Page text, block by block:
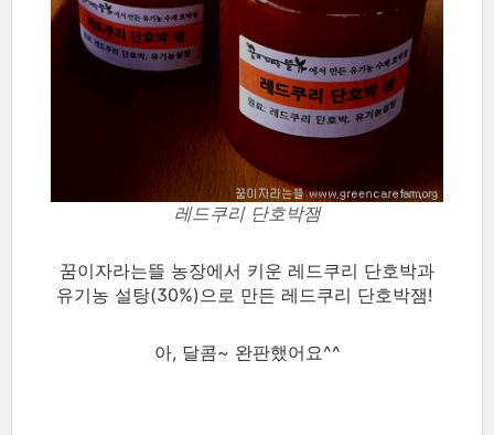
레드쿠리 단호박잼
꿈이자라는뜰 농장에서 키운 레드쿠리 단호박과
유기농 설탕(30%)으로 만든 레드쿠리 단호박잼!
아, 달콤~ 완판했어요^^